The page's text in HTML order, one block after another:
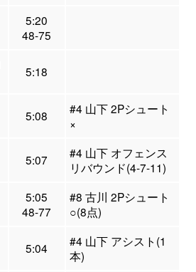
5:20
48-75
5:18
5:08
#4 山下 2Pシュート
×
5:07
#4 山下 オフェンス
リバウンド(4-7-11)
5:05
48-77
#8 古川 2Pシュート
○(8点)
5:04
#4 山下 アシスト(1
本)